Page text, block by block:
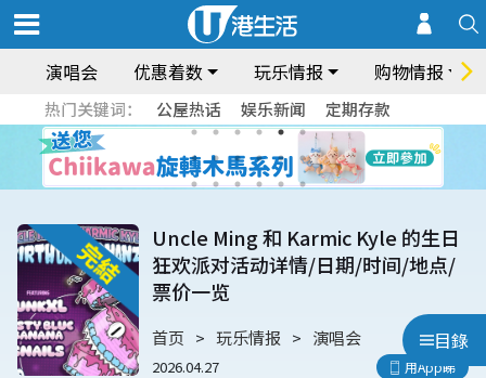
演唱会 优惠着数 玩乐情报 购物情报
热门关键词： 公屋热话 娱乐新闻 定期存款
目錄
Uncle Ming 和 Karmic Kyle 的生日
狂欢派对活动详情/日期/时间/地点/
票价一览
首页 玩乐情报 演唱会
2026.04.27 用App睇